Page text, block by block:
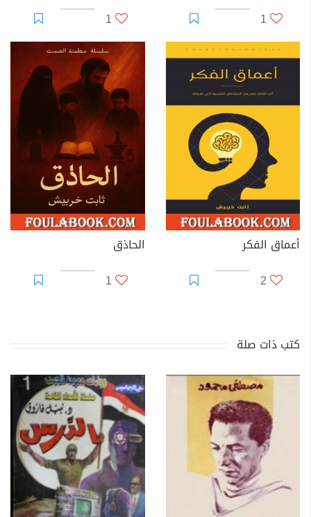
1
1
أعماق الفكر
2
الحاذق
1
كتب ذات صلة